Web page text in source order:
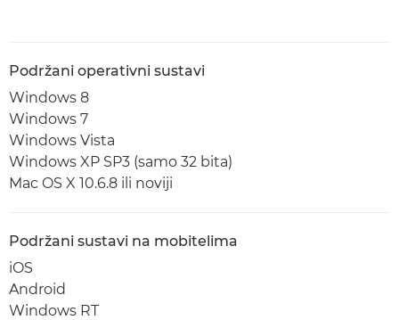
Podržani operativni sustavi
Windows 8
Windows 7
Windows Vista
Windows XP SP3 (samo 32 bita)
Mac OS X 10.6.8 ili noviji
Podržani sustavi na mobitelima
iOS
Android
Windows RT